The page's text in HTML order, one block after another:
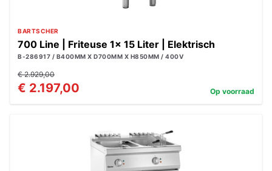
BARTSCHER
700 Line | Friteuse 1x 15 Liter | Elektrisch
B-286917 / B400MM X D700MM X H850MM / 400V
€ 2.929,00
€ 2.197,00 Op voorraad